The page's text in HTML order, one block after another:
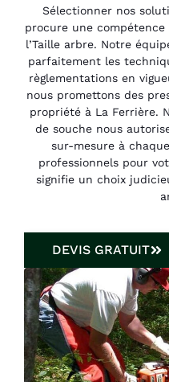
Sélectionner nos
procure une
l’Taille arbre. Notre
parfaitement les
règlementations en
nous promettons des
propriété à La Ferrière.
de souche nous
sur-mesure à
professionnels pour
signifie un choix
DEVIS GRATUIT